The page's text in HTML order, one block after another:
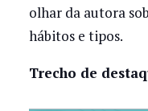
olhar da autora
hábitos e tipos.
Trecho de